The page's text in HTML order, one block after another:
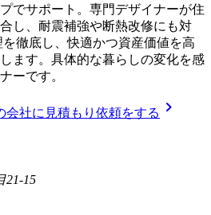
でサポート。専門デザイナーが住
し、耐震補強や断熱改修にも対
徹底し、快適かつ資産価値を高
ます。具体的な暮らしの変化を感
ーです。
会社に見積もり依頼をする chevron_right
21-15